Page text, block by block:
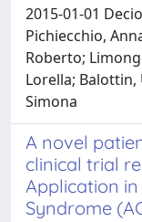
2015-01-01
Pichiecchio,
Roberto;
Lorella;
Simona
A novel
clinical trial
Application
Syndrome